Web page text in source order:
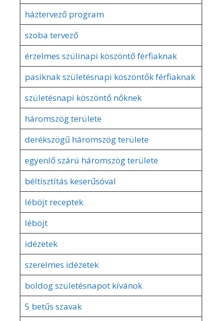
háztervező program
szoba tervező
érzelmes szülinapi köszöntő férfiaknak
pasiknak születésnapi köszöntők férfiaknak
születésnapi köszöntő nőknek
háromszög területe
derékszögű háromszög területe
egyenlő szárú háromszög területe
béltisztítás keserűsóval
léböjt receptek
léböjt
idézetek
szerelmes idézetek
boldog születésnapot kívánok
5 betűs szavak